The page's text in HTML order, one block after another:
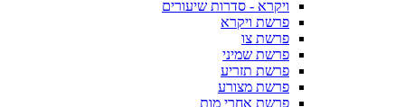
ויקרא - סדרות שיעורים
פרשת ויקרא
פרשת צו
פרשת שמיני
פרשת תזריע
פרשת מצורע
פרשת אחרי מות